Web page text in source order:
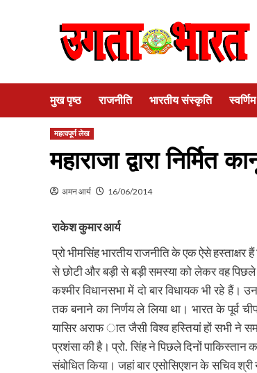
मुख पृष्ठ राजनीति भारतीय संस्कृति
महत्वपूर्ण लेख
महाराजा द्वारा
अमन आर्य 16/06/2014
राकेश कुमार आर्य
प्रो भीमसिंह भारतीय राजनीति के एक ऐसे
से छोटी और बड़ी से बड़ी समस्या को लेकर वह
कश्मीर विधानसभा में दो बार विधायक भी रहे हैं।
तक बनाने का निर्णय ले लिया था। भारत के पूर्व
यासिर अराफ ात जैसी विश्व हस्तियां हों सभी ने
प्रशंसा की है। प्रो. सिंह ने पिछले दिनों पाकिस्तान
संबोधित किया। जहां बार एसोसिएशन के सचिव